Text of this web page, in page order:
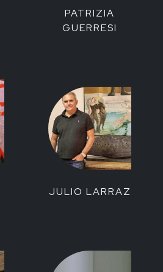
PATRIZIA
GUERRESI
JULIO LARRAZ